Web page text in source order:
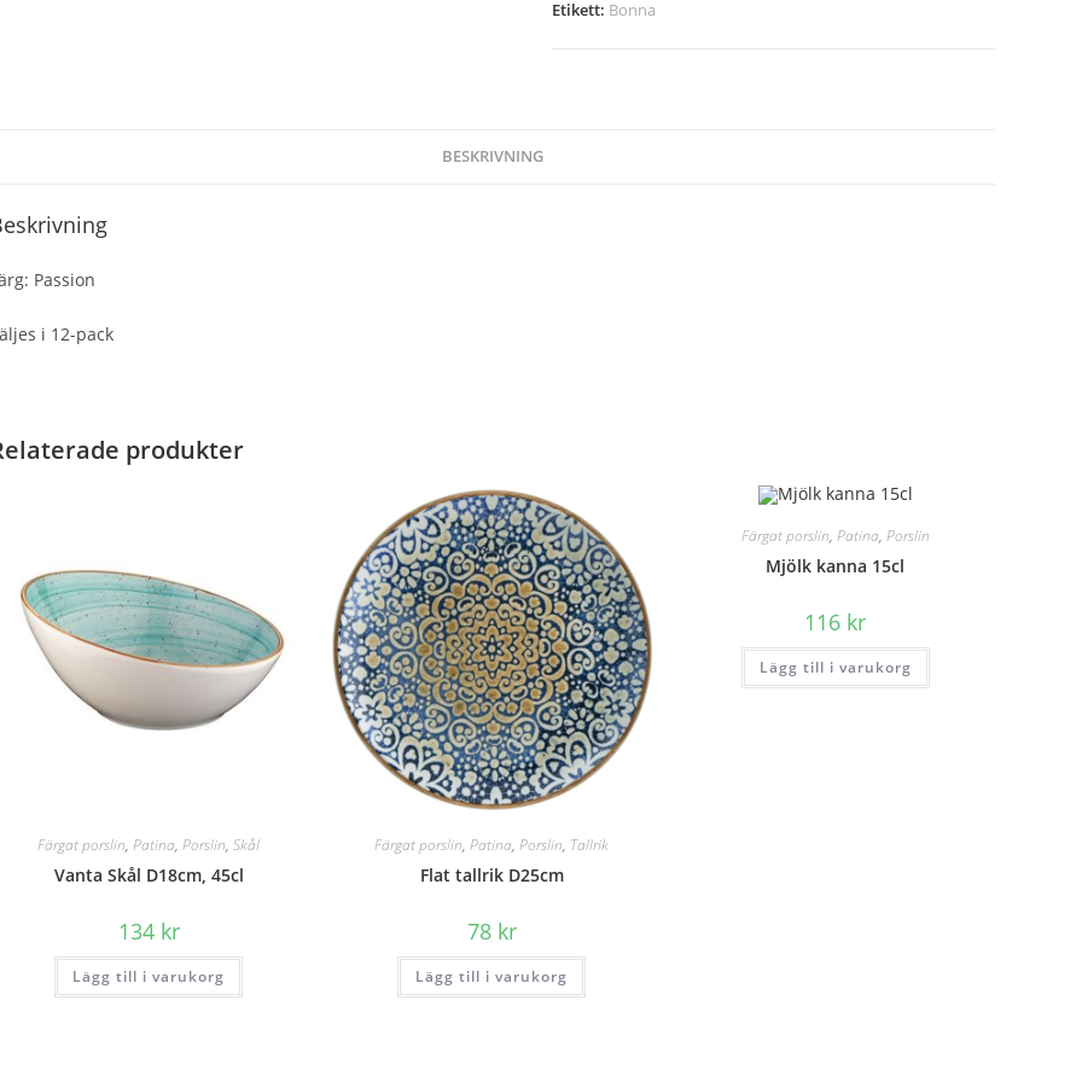
Etikett: Bonna
BESKRIVNING
Passion
i 12-pack
produkter
Färgat porslin,Patina,Porslin,Skål
Vanta Skål D18cm, 45cl
134 kr
Lägg till i varukorg
Färgat porslin,Patina,Porslin, Tallrik
Flat tallrik D25cm
78 kr
Lägg till i varukorg
Färgat porslin, Patina, Porslin
Mjölk kanna 15cl
116 kr
Lägg till i varukorg